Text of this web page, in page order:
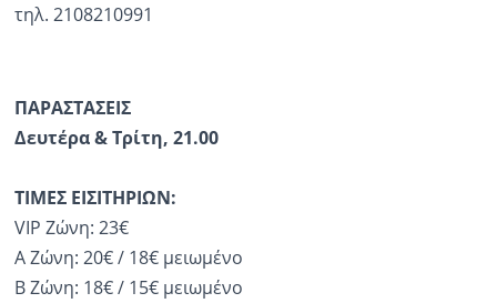
τηλ. 2108210991
ΠΑΡΑΣΤΑΣΕΙΣ
Δευτέρα & Τρίτη, 21.00
ΤΙΜΕΣΕΙΣΙΤΗΡΙΩΝ:
VIP Ζώνη: 23€
Α Ζώνη: 20€ / 18€ μειωμένο
Β Ζώνη: 18€ / 15€ μειωμένο